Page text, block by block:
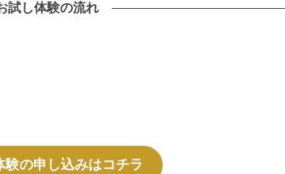
試し体験の流れ
験の申し込みはコチラ